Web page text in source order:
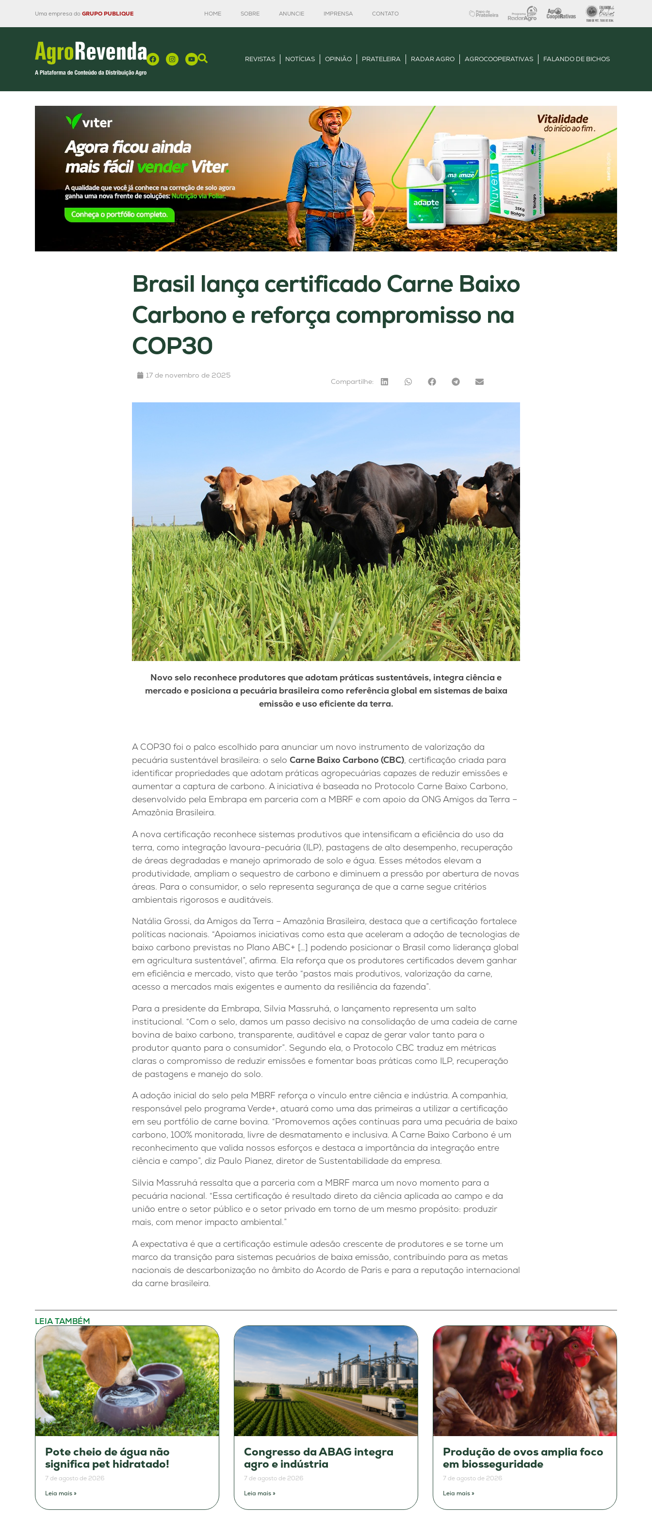
Uma empresa do GRUPO PUBLIQUE HOME SOBRE ANUNCIE IMPRENSA CONTATO
REVISTAS NOTÍCIAS OPINIÃO PRATELEIRA RADAR AGRO AGROCOOPERATIVAS FALANDO DE BICHOS
Brasil lança certificado Carne Baixo
Carbono e reforça compromisso na
COP30
17 de novembro de 2025
Compartilhe:
Novo selo reconhece produtores que adotam práticas sustentáveis, integra ciência e
mercado e posiciona a pecuária brasileira como referência global em sistemas de baixa
emissão e uso eficiente da terra.
A COP30 foi o palco escolhido para anunciar um novo instrumento de valorização da
pecuária sustentável brasileira: o selo Carne Baixo Carbono (CBC), certificação criada para
identificar propriedades que adotam práticas agropecuárias capazes de reduzir emissões e
aumentar a captura de carbono. A iniciativa é baseada no Protocolo Carne Baixo Carbono,
desenvolvido pela Embrapa em parceria com a MBRF e com apoio da ONG Amigos da Terra –
Amazônia Brasileira.
A nova certificação reconhece sistemas produtivos que intensificam a eficiência do uso da
terra, como integração lavoura-pecuária (ILP), pastagens de alto desempenho, recuperação
de áreas degradadas e manejo aprimorado de solo e água. Esses métodos elevam a
produtividade, ampliam o sequestro de carbono e diminuem a pressão por abertura de novas
áreas. Para o consumidor, o selo representa segurança de que a carne segue critérios
ambientais rigorosos e auditáveis.
Natália Grossi, da Amigos da Terra – Amazônia Brasileira, destaca que a certificação fortalece
políticas nacionais. “Apoiamos iniciativas como esta que aceleram a adoção de tecnologias de
baixo carbono previstas no Plano ABC+ […] podendo posicionar o Brasil como liderança global
em agricultura sustentável”, afirma. Ela reforça que os produtores certificados devem ganhar
em eficiência e mercado, visto que terão “pastos mais produtivos, valorização da carne,
acesso a mercados mais exigentes e aumento da resiliência da fazenda”.
Para a presidente da Embrapa, Silvia Massruhá, o lançamento representa um salto
institucional. “Com o selo, damos um passo decisivo na consolidação de uma cadeia de carne
bovina de baixo carbono, transparente, auditável e capaz de gerar valor tanto para o
produtor quanto para o consumidor”. Segundo ela, o Protocolo CBC traduz em métricas
claras o compromisso de reduzir emissões e fomentar boas práticas como ILP, recuperação
de pastagens e manejo do solo.
A adoção inicial do selo pela MBRF reforça o vínculo entre ciência e indústria. A companhia,
responsável pelo programa Verde+, atuará como uma das primeiras a utilizar a certificação
em seu portfólio de carne bovina. “Promovemos ações contínuas para uma pecuária de baixo
carbono, 100% monitorada, livre de desmatamento e inclusiva. A Carne Baixo Carbono é um
reconhecimento que valida nossos esforços e destaca a importância da integração entre
ciência e campo”, diz Paulo Pianez, diretor de Sustentabilidade da empresa.
Silvia Massruhá ressalta que a parceria com a MBRF marca um novo momento para a
pecuária nacional. “Essa certificação é resultado direto da ciência aplicada ao campo e da
união entre o setor público e o setor privado em torno de um mesmo propósito: produzir
mais, com menor impacto ambiental.”
A expectativa é que a certificação estimule adesão crescente de produtores e se torne um
marco da transição para sistemas pecuários de baixa emissão, contribuindo para as metas
nacionais de descarbonização no âmbito do Acordo de Paris e para a reputação internacional
da carne brasileira.
LEIA TAMBÉM
Pote cheio de água não
significa pet hidratado!
7 de agosto de 2026
Leia mais »
Congresso da ABAG integra
agro e indústria
7 de agosto de 2026
Leia mais »
Produção de ovos amplia foco
em biosseguridade
7 de agosto de 2026
Leia mais »